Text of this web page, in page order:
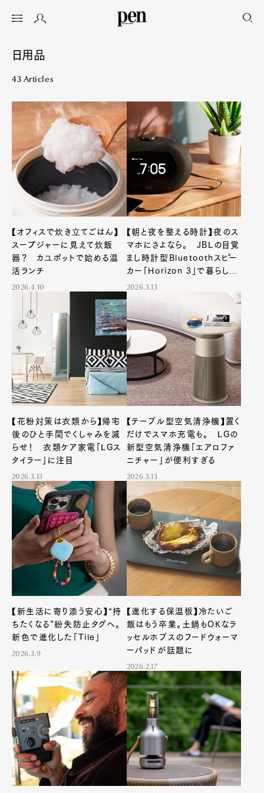
日用品
43 Articles
【オフィスで炊き立てごはん】
スープジャーに見えて炊飯
器？ カユポットで始める温
活ランチ
2026.4.10
【朝と夜を整える時計】夜のス
マホにさよなら。 JBLの目覚
まし時計型Bluetoothスピー
カー「Horizon 3」で暮らしを
変える
2026.3.13
【花粉対策は衣類から】帰宅
後のひと手間でくしゃみを減
らせ！ 衣類ケア家電「LGス
タイラー」に注目
2026.3.13
【テーブル型空気清浄機】置く
だけでスマホ充電も。 LGの
新型空気清浄機「エアロファ
ニチャー」が便利すぎる
2026.3.13
【新生活に寄り添う安心】“持
ちたくなる”紛失防止タグへ。
新色で進化した「Tile」
2026.3.9
【進化する保温板】冷たいご
飯はもう卒業。土鍋もOKなラ
ッセルホブスのフードウォーマ
ーパッドが話題に
2026.2.17